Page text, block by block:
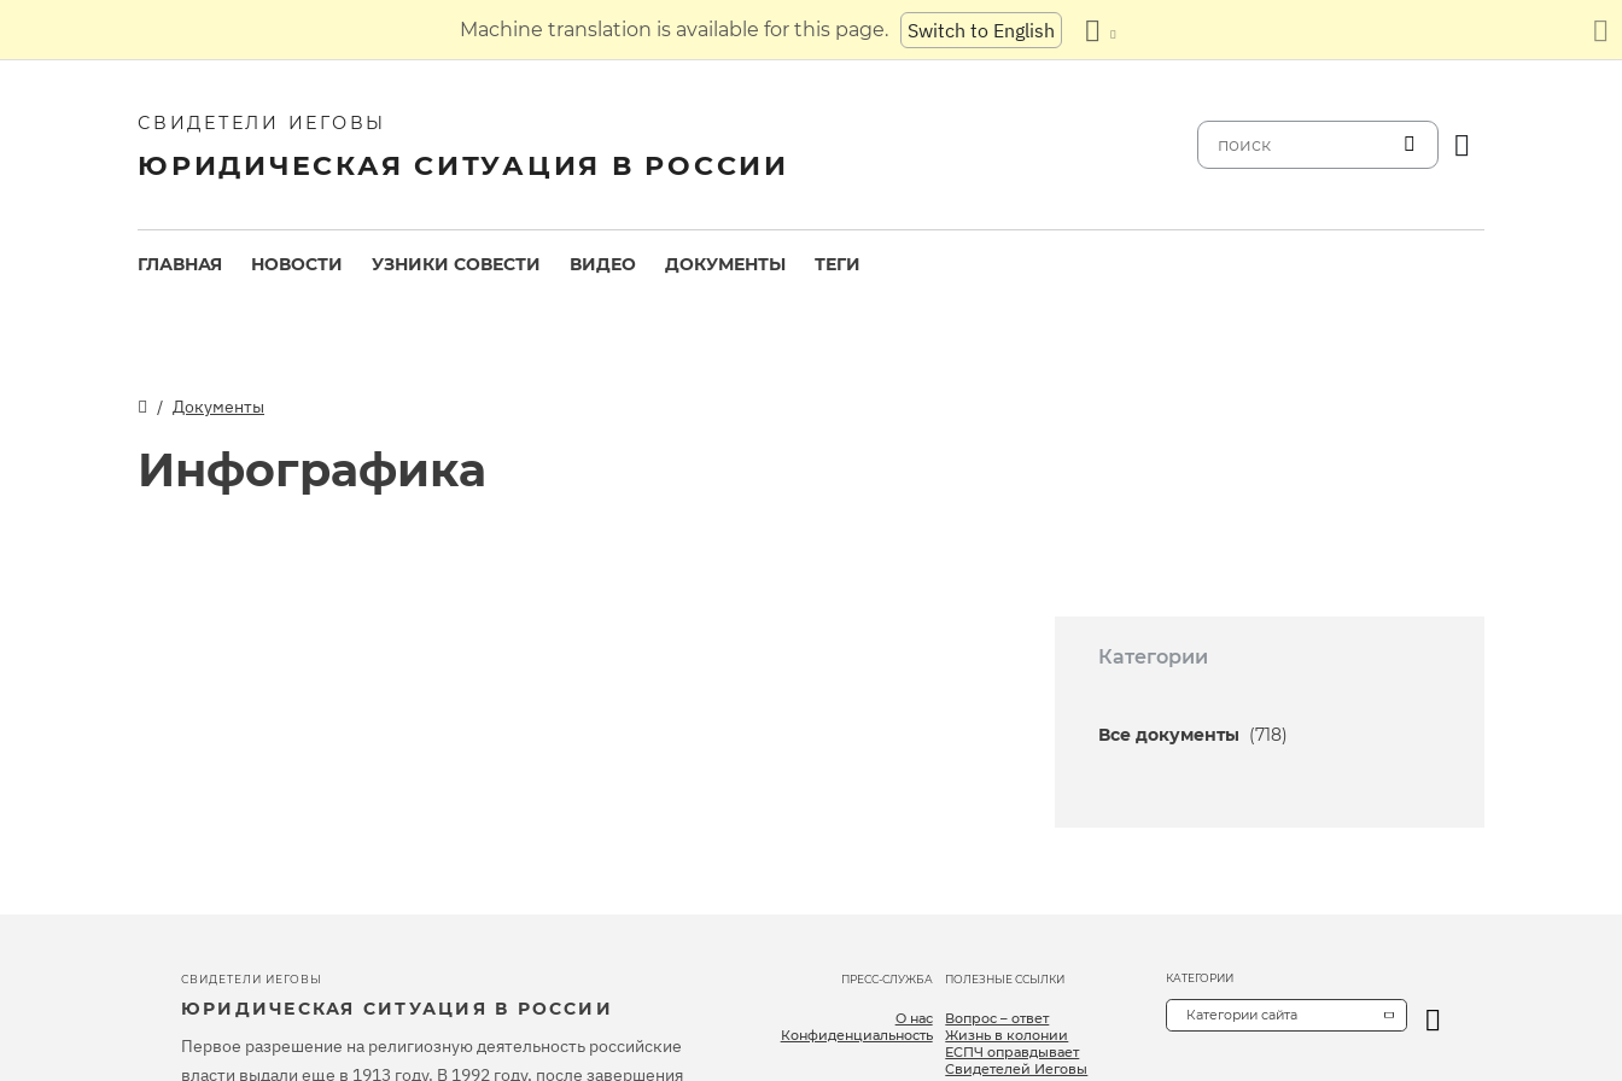
Machine translation is available for this page. Switch to English
СВИДЕТЕЛИ ИЕГОВЫ
ЮРИДИЧЕСКАЯ СИТУАЦИЯ В РОССИИ
ГЛАВНАЯ НОВОСТИ УЗНИКИ СОВЕСТИ ВИДЕО ДОКУМЕНТЫ ТЕГИ
Документы
Инфографика
Категории
Все документы (718)
СВИДЕТЕЛИ ИЕГОВЫ
ЮРИДИЧЕСКАЯ СИТУАЦИЯ В РОССИИ
Первое разрешение на религиозную деятельность российские
власти выдали еще в 1913 году. В 1992 году, после завершения
ПРЕСС-СЛУЖБА
О нас
Конфиденциальность
ПОЛЕЗНЫЕ ССЫЛКИ
Вопрос – ответ
Жизнь в колонии
ЕСПЧ оправдывает
Свидетелей Иеговы
КАТЕГОРИИ
Категории сайта